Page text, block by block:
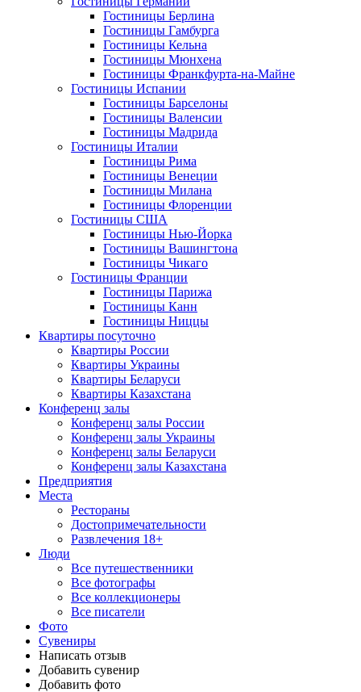
Гостиницы Берлина
Гостиницы Гамбурга
Гостиницы Кельна
Гостиницы Мюнхена
Гостиницы Франкфурта-на-Майне
Гостиницы Испании
Гостиницы Барселоны
Гостиницы Валенсии
Гостиницы Мадрида
Гостиницы Италии
Гостиницы Рима
Гостиницы Венеции
Гостиницы Милана
Гостиницы Флоренции
Гостиницы США
Гостиницы Нью-Йорка
Гостиницы Вашингтона
Гостиницы Чикаго
Гостиницы Франции
Гостиницы Парижа
Гостиницы Канн
Гостиницы Ниццы
Квартиры посуточно
Квартиры России
Квартиры Украины
Квартиры Беларуси
Квартиры Казахстана
Конференц залы
Конференц залы России
Конференц залы Украины
Конференц залы Беларуси
Конференц залы Казахстана
Предприятия
Места
Рестораны
Достопримечательности
Развлечения 18+
Люди
Все путешественники
Все фотографы
Все коллекционеры
Все писатели
Фото
Сувениры
Написать отзыв
Добавить сувенир
Добавить фото